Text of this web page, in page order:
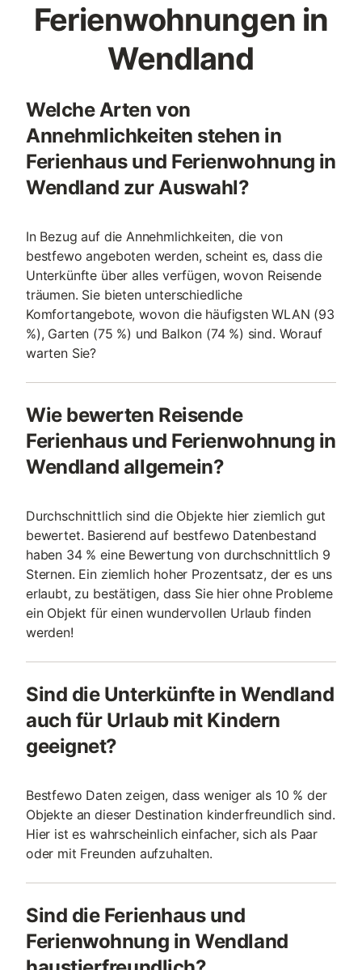
Ferienwohnungen in
Wendland
Welche Arten von
Annehmlichkeiten stehen in
Ferienhaus und Ferienwohnung in
Wendland zur Auswahl?
In Bezug auf die Annehmlichkeiten, die von
bestfewo angeboten werden, scheint es, dass die
Unterkünfte über alles verfügen, wovon Reisende
träumen. Sie bieten unterschiedliche
Komfortangebote, wovon die häufigsten WLAN (93
%), Garten (75 %) und Balkon (74 %) sind. Worauf
warten Sie?
Wie bewerten Reisende
Ferienhaus und Ferienwohnung in
Wendland allgemein?
Durchschnittlich sind die Objekte hier ziemlich gut
bewertet. Basierend auf bestfewo Datenbestand
haben 34 % eine Bewertung von durchschnittlich 9
Sternen. Ein ziemlich hoher Prozentsatz, der es uns
erlaubt, zu bestätigen, dass Sie hier ohne Probleme
ein Objekt für einen wundervollen Urlaub finden
werden!
Sind die Unterkünfte in Wendland
auch für Urlaub mit Kindern
geeignet?
Bestfewo Daten zeigen, dass weniger als 10 % der
Objekte an dieser Destination kinderfreundlich sind.
Hier ist es wahrscheinlich einfacher, sich als Paar
oder mit Freunden aufzuhalten.
Sind die Ferienhaus und
Ferienwohnung in Wendland